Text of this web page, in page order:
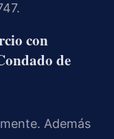
con
de
Además